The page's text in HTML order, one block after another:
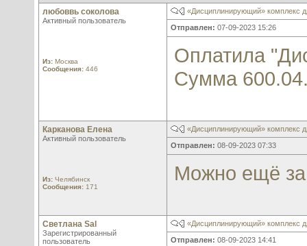
любоввь соколова
Активный пользователь
Из: Москва
Сообщения: 446
«Дисциплинирующий» комплекс
Отправлен: 07-09-2023 15:26
Оплатила
Сумма
Карканова Елена
Активный пользователь
Из: Челябинск
Сообщения: 171
«Дисциплинирующий» комплекс
Отправлен: 08-09-2023 07:33
Можно ещё
Светлана Sal
Зарегистрированный
пользователь
«Дисциплинирующий» комплекс
Отправлен: 08-09-2023 14:41